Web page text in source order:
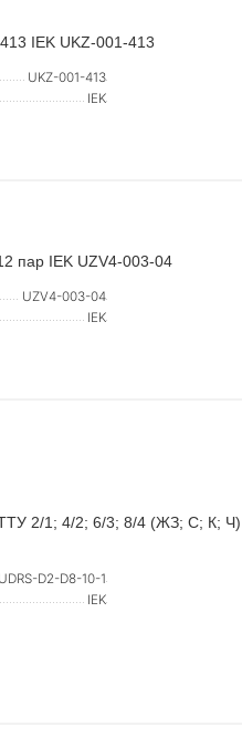
IEK UKZ-001-413
UKZ-001-413
IEK
пар IEK UZV4-003-04
UZV4-003-04
IEK
2/1; 4/2; 6/3; 8/4 (ЖЗ; С; К;
UDRS-D2-D8-10-1
IEK